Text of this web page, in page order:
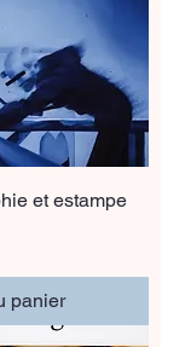
et estampe
panier